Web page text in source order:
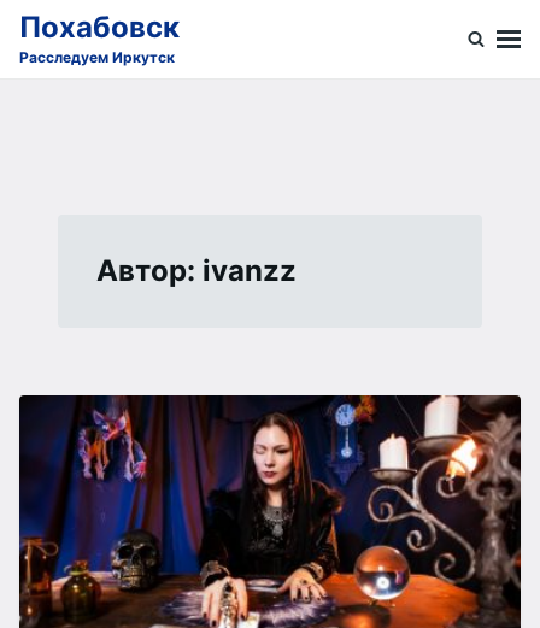
SkipSearch
for:
Похабовск
Расследуем Иркутск
Автор: ivanzz